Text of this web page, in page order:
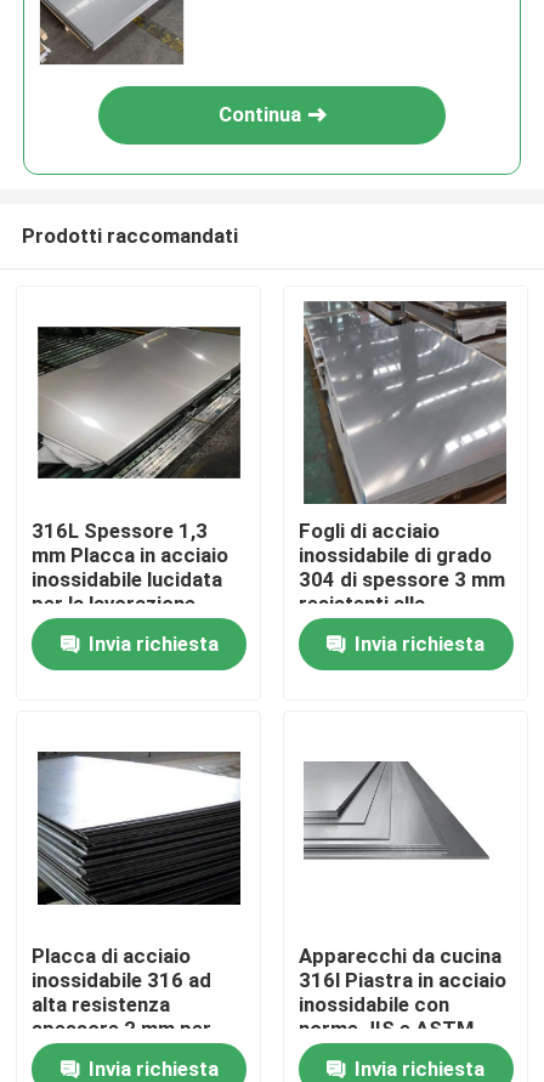
Casa.
Prodotti
Su di noi
Visita alla fabbrica
Controllo della qualità
Chiedi un preventivo
Piastre metalliche in acciaio inossidabile
Tubo della metropolitana di acciaio inossidabile
Continua
Prodotti raccomandati
316L Spessore 1,3
mm Placca in acciaio
inossidabile lucidata
per la lavorazione
alimentare
Invia richiesta
Fogli di acciaio
inossidabile di grado
304 di spessore 3 mm
resistenti alla
corrosione per uso
industrialeInvia richiesta
Placca di acciaio
inossidabile 316 ad
alta resistenza
spessore 2 mm per
attrezzature marine
Invia richiesta
Apparecchi da cucina
316l Piastra in acciaio
inossidabile con
norme JIS e ASTM
Invia richiesta